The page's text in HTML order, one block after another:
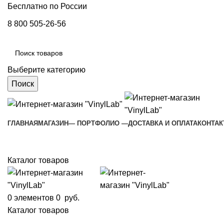
Бесплатно по России
8 800 505-26-56
Выберите категорию
Поиск
ГЛАВНАЯ МАГАЗИН— ПОРТФОЛИО —ДОСТАВКА И ОПЛАТА
Каталог товаров
0 элементов 0 руб.
Каталог товаров